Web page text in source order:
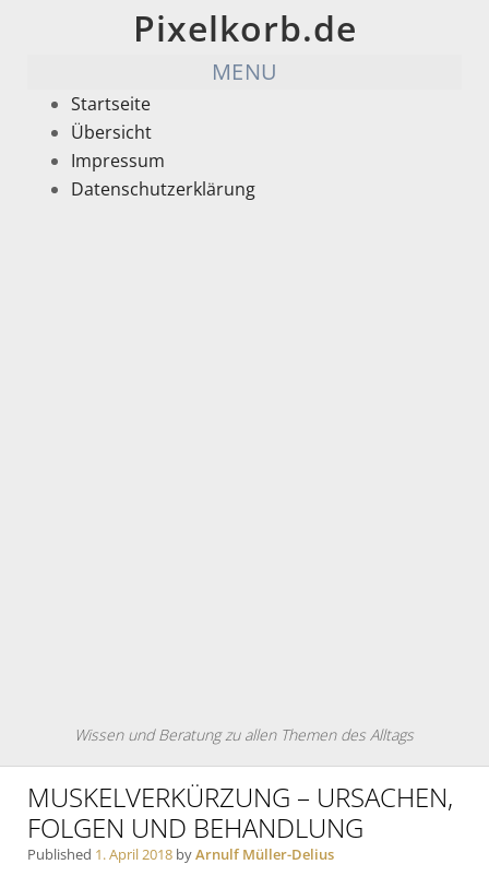
Pixelkorb.de
MENU
Startseite
Übersicht
Impressum
Datenschutzerklärung
Wissen und Beratung zu allen Themen des Alltags
MUSKELVERKÜRZUNG – URSACHEN,
FOLGEN UND BEHANDLUNG
Published 1. April 2018 byArnulf Müller-Delius